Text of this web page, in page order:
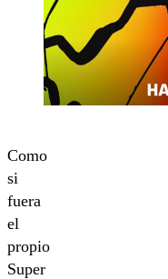
Como
si
fuera
el
propio
Super